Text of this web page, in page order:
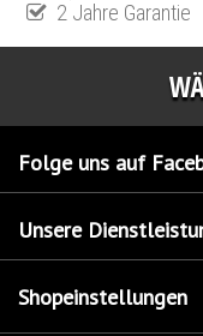
2 Jahre Garantie
Folge uns auf
Unsere
Shopeinstellungen